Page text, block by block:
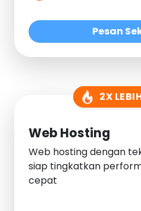
Pesan
2X
Web Hosting
Web hosting dengan
siap tingkatkan
cepat